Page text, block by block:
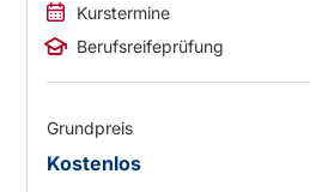
Kurstermine
Berufsreifeprüfung
Grundpreis
Kostenlos